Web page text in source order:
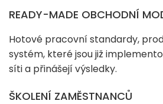
READY-MADE OBCHODNÍ
Hotové pracovní standardy,
systém, které jsou již
síti a přinášejí výsledky.
ŠKOLENÍ ZAMĚSTNANCŮ